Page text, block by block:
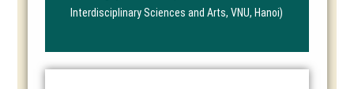
Interdisciplinary Sciences and Arts, VNU, Hanoi)